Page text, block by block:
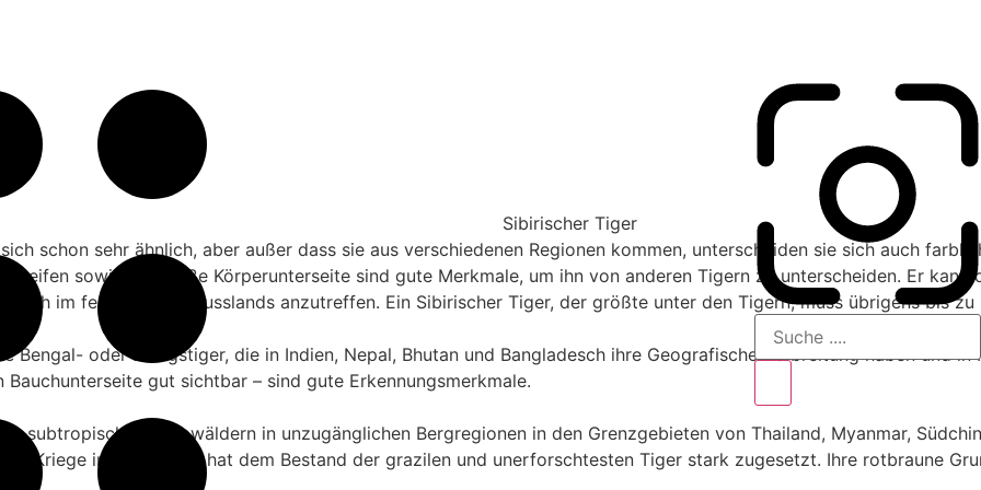
schon sehr ähnlich, aber außer dass sie aus verschiedenen Regionen kommen, unterscheiden sie sich auch
sowie die weiße Körperunterseite sind gute Merkmale, um ihn von anderen Tigern zu unterscheiden. Er
im fernen Osten Russlands anzutreffen. Ein Sibirischer Tiger, der größte unter den Tigern, muss übrigens bis
Bengal- oder Königstiger, die in Indien, Nepal, Bhutan und Bangladesch ihre Geografische Verbreitung haben und
gut sichtbar – sind gute Erkennungsmerkmale.
subtropischen Laubwäldern in unzugänglichen Bergregionen in den Grenzgebieten von Thailand, Myanmar,
Kriege in der Region hat dem Bestand der grazilen und unerforschtesten Tiger stark zugesetzt. Ihre rotbraune